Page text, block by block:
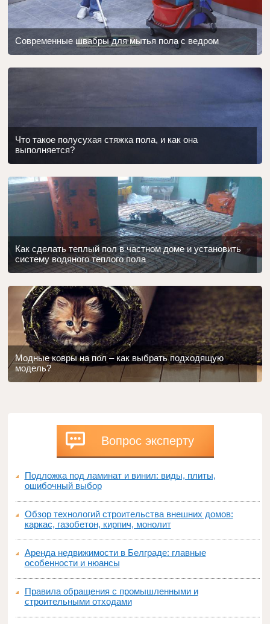
Современные швабры для мытья пола с ведром
Что такое полусухая стяжка пола, и как она
выполняется?
Как сделать теплый пол в частном доме и установить
систему водяного теплого пола
Модные ковры на пол – как выбрать подходящую
модель?
Вопрос эксперту
Подложка под ламинат и винил: виды, плиты,
ошибочный выбор
Обзор технологий строительства внешних домов:
каркас, газобетон, кирпич, монолит
Аренда недвижимости в Белграде: главные
особенности и нюансы
Правила обращения с промышленными и
строительными отходами